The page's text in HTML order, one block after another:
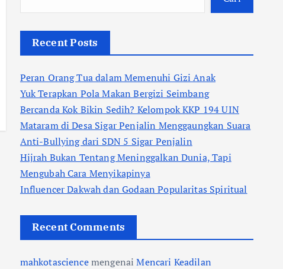
Recent Posts
Peran Orang Tua dalam Memenuhi Gizi Anak
Yuk Terapkan Pola Makan Bergizi Seimbang
Bercanda Kok Bikin Sedih? Kelompok KKP 194 UIN
Mataram di Desa Sigar Penjalin Menggaungkan Suara
Anti-Bullying dari SDN 5 Sigar Penjalin
Hijrah Bukan Tentang Meninggalkan Dunia, Tapi
Mengubah Cara Menyikapinya
Influencer Dakwah dan Godaan Popularitas Spiritual
Recent Comments
mahkotasciencemengenaiMencari Keadilan